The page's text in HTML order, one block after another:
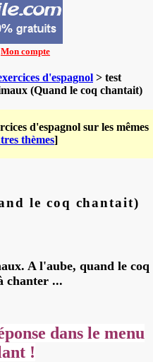
Mon compte
d'espagnol > test
(Quand le coq chantait)
d'espagnol sur les mêmes
thèmes]
le coq chantait)
A l'aube, quand le coq
chanter ...
dans le menu
!